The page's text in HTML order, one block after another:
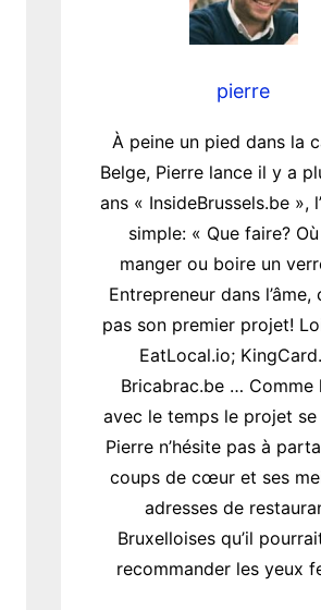
pierre
À peine un pied dans la
Belge, Pierre lance il y a
ans « InsideBrussels.be »,
simple: « Que faire?
manger ou boire un
Entrepreneur dans l’âme,
pas son premier projet!
EatLocal.io;
Bricabrac.be … Comme
avec le temps le projet
Pierre n’hésite pas à
coups de cœur et ses
adresses de
Bruxelloises qu’il
recommander les yeux